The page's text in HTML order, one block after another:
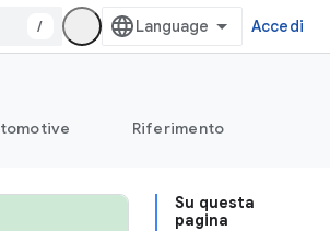
/ Accedi
Riferimento
Su questa
pagina